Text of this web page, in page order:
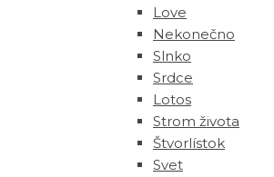
Love
Nekonečno
Slnko
Srdce
Lotos
Strom života
Štvorlístok
Svet